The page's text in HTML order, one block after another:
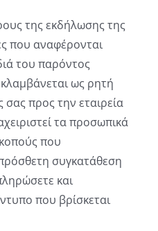
της εκδήλωσης της
που αναφέρονται
του παρόντος
ως ρητή
προς την εταιρεία
τα προσωπικά
που
συγκατάθεση
και
που βρίσκεται